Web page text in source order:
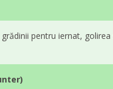
pentru iernat,